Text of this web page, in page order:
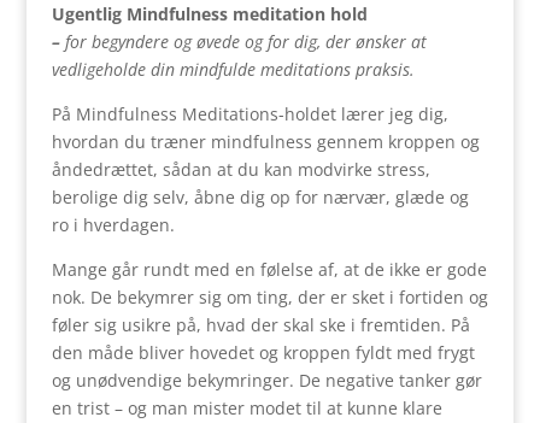
Ugentlig Mindfulness meditation hold
– for begyndere og øvede og for dig, der ønsker at
vedligeholde din mindfulde meditations praksis.
På Mindfulness Meditations-holdet lærer jeg dig,
hvordan du træner mindfulness gennem kroppen og
åndedrættet, sådan at du kan modvirke stress,
berolige dig selv, åbne dig op for nærvær, glæde og
ro i hverdagen.
Mange går rundt med en følelse af, at de ikke er gode
nok. De bekymrer sig om ting, der er sket i fortiden og
føler sig usikre på, hvad der skal ske i fremtiden. På
den måde bliver hovedet og kroppen fyldt med frygt
og unødvendige bekymringer. De negative tanker gør
en trist – og man mister modet til at kunne klare